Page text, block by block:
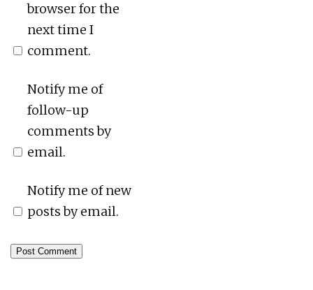
browser for the
next time I
comment.
Notify me of
follow-up
comments by
email.
Notify me of new
posts by email.